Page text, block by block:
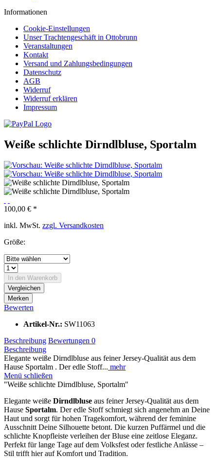
Informationen
Cookie-Einstellungen
Unser Trachtengeschäft in Ottobrunn
Veranstaltungen
Kontakt
Versand und Zahlungsbedingungen
Datenschutz
AGB
Widerruf
Widerruf erklären
Impressum
Weiße schlichte Dirndlbluse, Sportalm
100,00 € *
inkl. MwSt. zzgl. Versandkosten
Größe:
In den Warenkorb
Vergleichen
Merken
Bewerten
Artikel-Nr.: SW11063
Beschreibung Bewertungen 0
Beschreibung
Elegante weiße Dirndlbluse aus feiner Jersey-Qualität aus dem
Hause Sportalm . Der edle Stoff... mehr
Menü schließen
"Weiße schlichte Dirndlbluse, Sportalm"
Elegante weiße Dirndlbluse aus feiner Jersey-Qualität aus dem
Hause Sportalm. Der edle Stoff schmiegt sich angenehm an Deine
Haut und sorgt für hohen Tragekomfort, während der feminine
Ausschnitt Deine Silhouette betont. Die kurzen Puffärmel und die
schlichte Knopfleiste verleihen der Bluse eine zeitlose Eleganz.
Perfekt für lange Tage auf dem Volksfest oder festliche Anlässe –
Stil trifft hier auf Komfort und Tradition.